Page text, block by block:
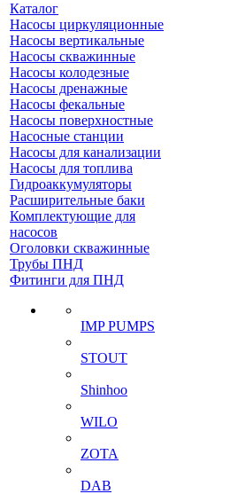
Каталог
Насосы циркуляционные
Насосы вертикальные
Насосы скважинные
Насосы колодезные
Насосы дренажные
Насосы фекальные
Насосы поверхностные
Насосные станции
Насосы для канализации
Насосы для топлива
Гидроаккумуляторы
Расширительные баки
Комплектующие для
насосов
Оголовки скважинные
Трубы ПНД
Фитинги для ПНД
IMP PUMPS
STOUT
Shinhoo
WILO
ZOTA
DAB